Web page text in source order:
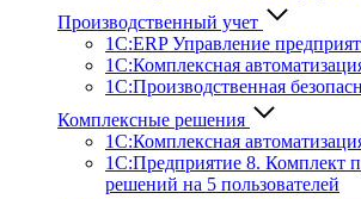
Производственный учет
1С:ERP Управление
1С:Комплексная
1С:Производственная
Комплексные решения
1С:Комплексная
1С:Предприятие 8. Комплект
решений на 5 пользователей